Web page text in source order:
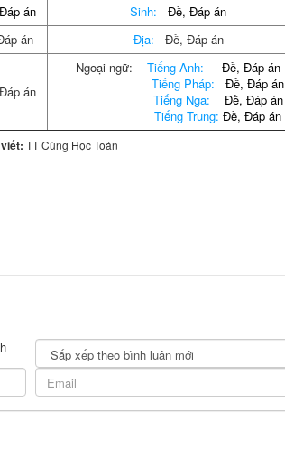
Đáp án Sinh: Đề, Đáp án
án Địa: Đề, Đáp án
án
Ngoại ngữ: Tiếng Anh: Đề, Đáp án
Tiếng Pháp:
Đề, Đáp án
Tiếng Nga:
Đề, Đáp án
Tiếng Trung: Đề, Đáp án
TT Cùng Học Toán